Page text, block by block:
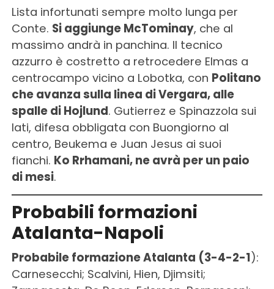
Lista infortunati sempre molto lunga per
Conte. Si aggiunge McTominay, che al
massimo andrà in panchina. Il tecnico
azzurro è costretto a retrocedere Elmas a
centrocampo vicino a Lobotka, con Politano
che avanza sulla linea di Vergara, alle
spalle di Hojlund. Gutierrez e Spinazzola sui
lati, difesa obbligata con Buongiorno al
centro, Beukema e Juan Jesus ai suoi
fianchi. Ko Rrhamani, ne avrà per un paio
di mesi.
Probabili formazioni
Atalanta-Napoli
Probabile formazione Atalanta (3-4-2-1):
Carnesecchi; Scalvini, Hien, Djimsiti;